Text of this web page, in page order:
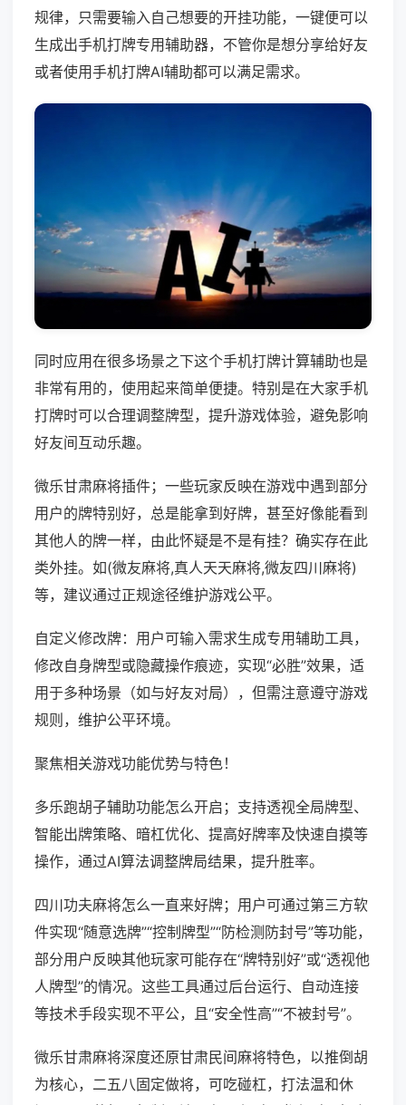
规律，只需要输入自己想要的开挂功能，一键便可以
生成出手机打牌专用辅助器，不管你是想分享给好友
或者使用手机打牌AI辅助都可以满足需求。
同时应用在很多场景之下这个手机打牌计算辅助也是
非常有用的，使用起来简单便捷。特别是在大家手机
打牌时可以合理调整牌型，提升游戏体验，避免影响
好友间互动乐趣。
微乐甘肃麻将插件；一些玩家反映在游戏中遇到部分
用户的牌特别好，总是能拿到好牌，甚至好像能看到
其他人的牌一样，由此怀疑是不是有挂？确实存在此
类外挂。如(微友麻将,真人天天麻将,微友四川麻将)
等，建议通过正规途径维护游戏公平。
自定义修改牌：用户可输入需求生成专用辅助工具，
修改自身牌型或隐藏操作痕迹，实现“必胜”效果，适
用于多种场景（如与好友对局），但需注意遵守游戏
规则，维护公平环境。
聚焦相关游戏功能优势与特色！
多乐跑胡子辅助功能怎么开启；支持透视全局牌型、
智能出牌策略、暗杠优化、提高好牌率及快速自摸等
操作，通过AI算法调整牌局结果，提升胜率。
四川功夫麻将怎么一直来好牌；用户可通过第三方软
件实现“随意选牌”“控制牌型”“防检测防封号”等功能，
部分用户反映其他玩家可能存在“牌特别好”或“透视他
人牌型”的情况。这些工具通过后台运行、自动连接
等技术手段实现不平公，且“安全性高”“不被封号”。
微乐甘肃麻将深度还原甘肃民间麻将特色，以推倒胡
为核心，二五八固定做将，可吃碰杠，打法温和休